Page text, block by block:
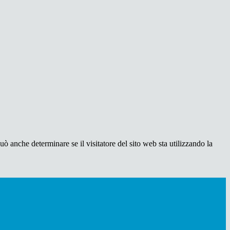
anche determinare se il visitatore del sito web sta utilizzando la